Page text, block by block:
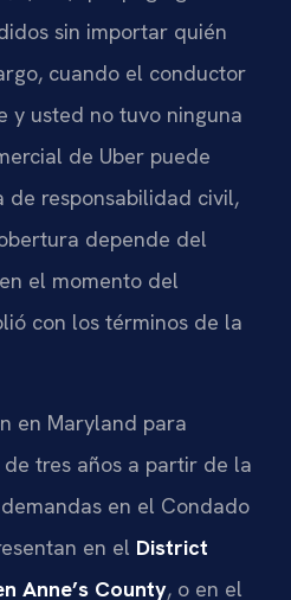
sin importar quién
cuando el conductor
y usted no tuvo ninguna
de Uber puede
de responsabilidad civil,
depende del
el momento del
con los términos de la
en Maryland para
tres años a partir de la
en el Condado
en el District
Anne’s County, o en el